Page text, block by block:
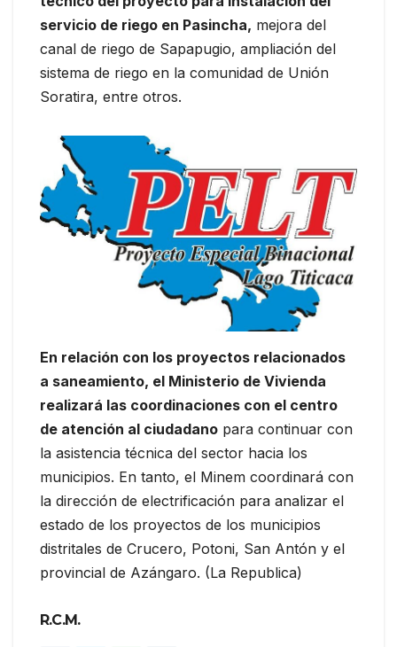
servicio de riego en Pasincha, mejora del
canal de riego de Sapapugio, ampliación del
sistema de riego en la comunidad de Unión
Soratira, entre otros.
En relación con los proyectos relacionados
a saneamiento, el Ministerio de Vivienda
realizará las coordinaciones con el centro
de atención al ciudadano para continuar con
la asistencia técnica del sector hacia los
municipios. En tanto, el Minem coordinará con
la dirección de electrificación para analizar el
estado de los proyectos de los municipios
distritales de Crucero, Potoni, San Antón y el
provincial de Azángaro. (La Republica)
R.C.M.